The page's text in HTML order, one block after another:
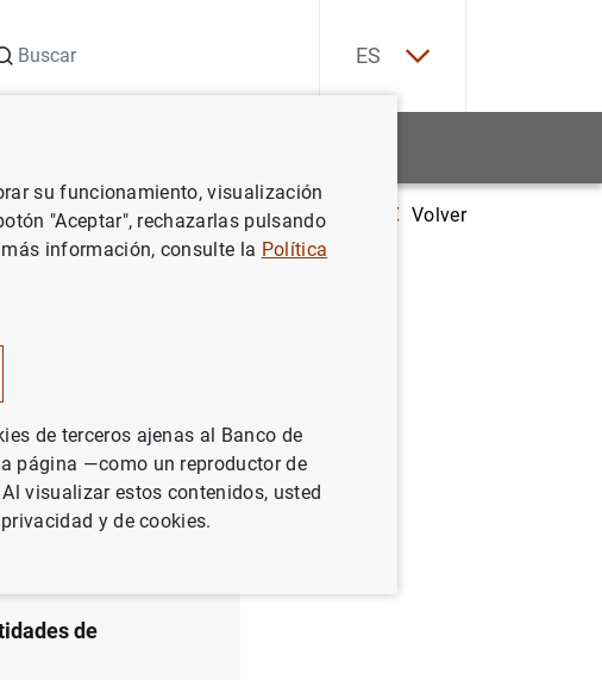
ES
Estadísticas de los tipos de interés aplicados por las entidades de
Volver
euro:
de
su funcionamiento, visualización
"Aceptar", rechazarlas pulsando
información, consulte la Política
de terceros ajenas al Banco de
página —como un reproductor de
visualizar estos contenidos, usted
y de cookies.